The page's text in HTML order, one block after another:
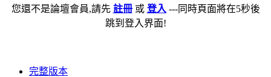
您還不是論壇會員,請先 註冊或 登入 ---同時頁面將在5秒後
跳到登入界面!
完整版本